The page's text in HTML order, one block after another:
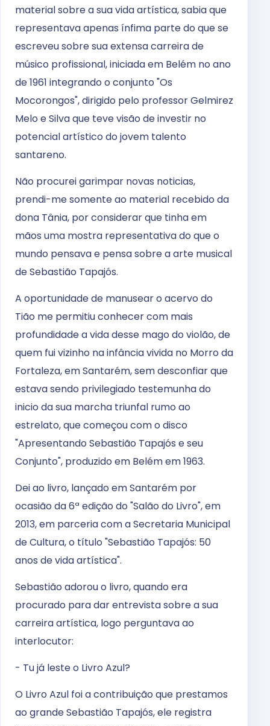
material sobre a sua vida artística, sabia que
representava apenas ínfima parte do que se
escreveu sobre sua extensa carreira de
músico profissional, iniciada em Belém no ano
de 1961 integrando o conjunto "Os
Mocorongos", dirigido pelo professor Gelmirez
Melo e Silva que teve visão de investir no
potencial artístico do jovem talento
santareno.
Não procurei garimpar novas noticias,
prendi-me somente ao material recebido da
dona Tânia, por considerar que tinha em
mãos uma mostra representativa do que o
mundo pensava e pensa sobre a arte musical
de Sebastião Tapajós.
A oportunidade de manusear o acervo do
Tião me permitiu conhecer com mais
profundidade a vida desse mago do violão, de
quem fui vizinho na infância vivida no Morro da
Fortaleza, em Santarém, sem desconfiar que
estava sendo privilegiado testemunha do
inicio da sua marcha triunfal rumo ao
estrelato, que começou com o disco
"Apresentando Sebastião Tapajós e seu
Conjunto", produzido em Belém em 1963.
Dei ao livro, lançado em Santarém por
ocasião da 6ª edição do "Salão do Livro", em
2013, em parceria com a Secretaria Municipal
de Cultura, o título "Sebastião Tapajós: 50
anos de vida artística".
Sebastião adorou o livro, quando era
procurado para dar entrevista sobre a sua
carreira artística, logo perguntava ao
interlocutor:
- Tu já leste o Livro Azul?
O Livro Azul foi a contribuição que prestamos
ao grande Sebastião Tapajós, ele registra